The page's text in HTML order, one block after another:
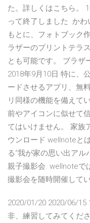
た。詳しくはこちら。
って終了しました かわ
もとに、フォトブック
ラザーのプリントテラ
とも可能です。 ブラザ
2018年9月10日 特に、
ードさせるアプリ、無
リ同様の機能を備えて
前やアイコンに似せて
てはいけません。 家族
ウンロード wellnoteと
る“我が家の思い出ア
親子撮影会. wellnoteで
撮影会を随時開催してい
2020/01/20 2020/06/15
非、練習してみてくだ